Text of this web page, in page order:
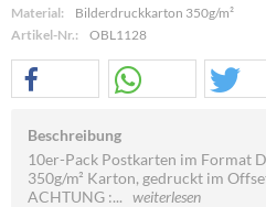
Material:
Bilderdruckkarton 350g/m²
Artikel-Nr.:
OBL1128
Beschreibung
10er-Pack Postkarten im Format
350g/m² Karton, gedruckt im
ACHTUNG :... weiterlesen